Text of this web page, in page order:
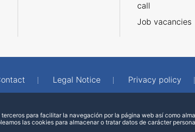
call
Job vacancies
Legal Notice Privacy policy
para facilitar la navegación por la página web así como
las cookies para almacenar o tratar datos de carácter